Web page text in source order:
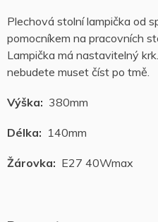
Plechová stolní lampička od
pomocníkem na pracovních
Lampička má nastavitelný
nebudete muset číst po tmě.
Výška: 380mm
Délka: 140mm
Žárovka: E27 40Wmax